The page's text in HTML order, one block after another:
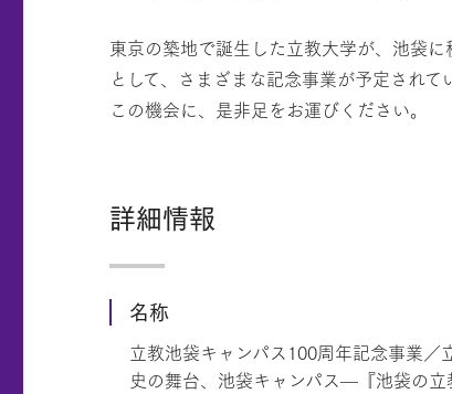
東京の築地で誕生した立教大学が、池袋
として、さまざまな記念事業が予定され
この機会に、是非足をお運びください。
詳細情報
名称
立教池袋キャンパス100周年記念事業
史の舞台、池袋キャンパス—『池袋の立